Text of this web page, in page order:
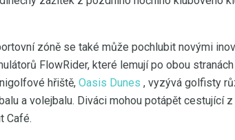
zóně se také může pochlubit novými
FlowRider, které lemují po obou
hřiště, Oasis Dunes , vyzývá golfisty
a volejbalu. Diváci mohou potápět cestující
Café.